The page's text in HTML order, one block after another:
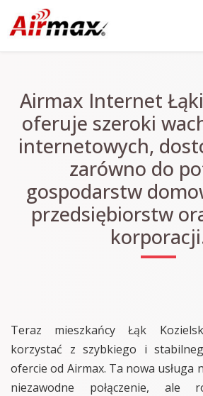
Airmax Internet
oferuje szeroki
internetowych,
zarówno do
gospodarstw
przedsiębiorstw
Teraz mieszkańcy Łąk
korzystać z szybkiego i
ofercie od Airmax. Ta nowa usługa
niezawodne połączenie, ale